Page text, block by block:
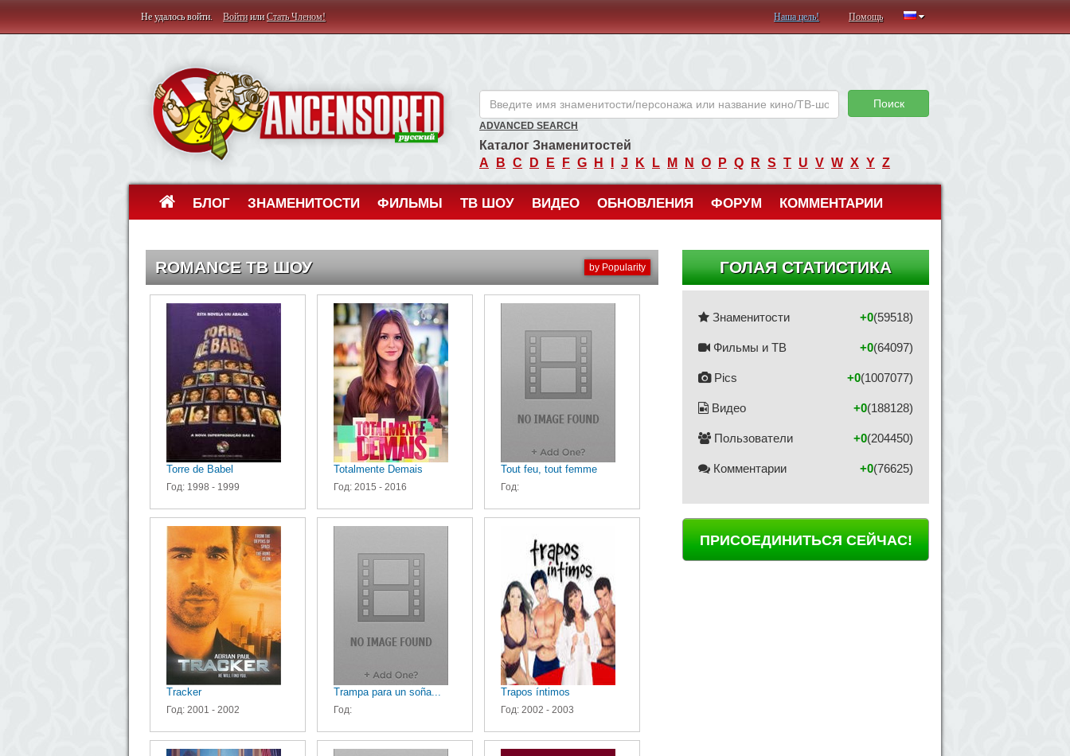
Не удалось войти. ВойтиилиСтать Членом! Наша цель! Помощь
Поиск
ADVANCED SEARCH
Каталог Знаменитостей
A
B C D E F G H J K L M N O P Q R S T U V W X Y Z
БЛОГ ЗНАМЕНИТОСТИ ФИЛЬМЫ ТВ ШОУ ВИДЕО ОБНОВЛЕНИЯ ФОРУМ КОММЕНТАРИИ
by Popularity
ROMANCE ТВ ШОУ
Torre de Babel
Год: 1998 - 1999
Totalmente Demais
Год: 2015 - 2016
Tout feu, tout femme
Год:
Tracker
Год: 2001 - 2002
Trampa para un soña...
Год:
Trapos íntimos
Год: 2002 - 2003
ГОЛАЯ СТАТИСТИКА
Знаменитости (59518)
+0
Фильмы и ТВ (64097)
+0
Pics (1007077)
+0
Видео (188128)
+0
Пользователи (204450)
+0
Комментарии (76625)
+0
ПРИСОЕДИНИТЬСЯ СЕЙЧАС!